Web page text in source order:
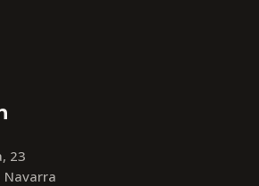
23
Navarra